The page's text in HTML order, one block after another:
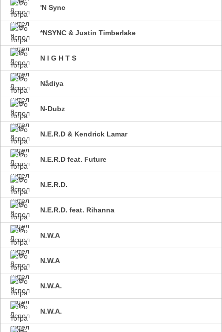
'N Sync
*NSYNC & Justin Timberlake
N I G H T S
Nâdiya
N-Dubz
N.E.R.D & Kendrick Lamar
N.E.R.D feat. Future
N.E.R.D.
N.E.R.D. feat. Rihanna
N.W.A
N.W.A
N.W.A.
N.W.A.